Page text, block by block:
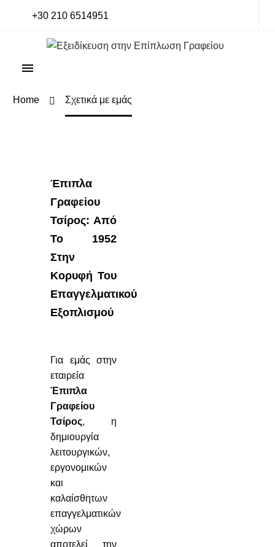
+30 210 6514951
Home Σχετικά με εμάς
Έπιπλα
Γραφείου
Τσίρος: Από
Το 1952
Στην
Κορυφή Του
Επαγγελματικού
Εξοπλισμού
Για εμάς στην
εταιρεία
Έπιπλα
Γραφείου
Τσίρος, η
δημιουργία
λειτουργικών,
εργονομικών
και
καλαίσθητων
επαγγελματικών
χώρων
αποτελεί την